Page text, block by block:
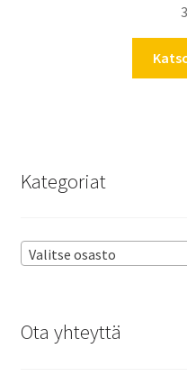
Kategoriat
Valitse osasto
Ota yhteyttä